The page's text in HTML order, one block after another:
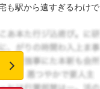
も駅から遠すぎるわけで